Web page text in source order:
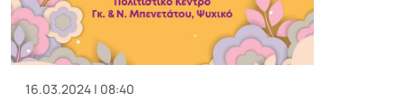
16.03.2024 | 08:40